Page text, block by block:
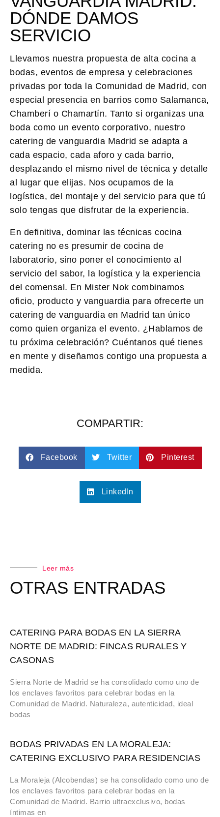
DÓNDE DAMOS
SERVICIO
Llevamos nuestra propuesta de alta cocina a
bodas, eventos de empresa y celebraciones
privadas por toda la Comunidad de Madrid, con
especial presencia en barrios como Salamanca,
Chamberí o Chamartín. Tanto si organizas una
boda como un evento corporativo, nuestro
catering de vanguardia Madrid se adapta a
cada espacio, cada aforo y cada barrio,
desplazando el mismo nivel de técnica y detalle
al lugar que elijas. Nos ocupamos de la
logística, del montaje y del servicio para que tú
solo tengas que disfrutar de la experiencia.
En definitiva, dominar las técnicas cocina
catering no es presumir de cocina de
laboratorio, sino poner el conocimiento al
servicio del sabor, la logística y la experiencia
del comensal. En Mister Nok combinamos
oficio, producto y vanguardia para ofrecerte un
catering de vanguardia en Madrid tan único
como quien organiza el evento. ¿Hablamos de
tu próxima celebración? Cuéntanos qué tienes
en mente y diseñamos contigo una propuesta a
medida.
COMPARTIR:
Facebook Twitter Pinterest
LinkedIn
Leer más
OTRAS ENTRADAS
CATERING PARA BODAS EN LA SIERRA
NORTE DE MADRID: FINCAS RURALES Y
CASONAS
Sierra Norte de Madrid se ha consolidado como uno de
los enclaves favoritos para celebrar bodas en la
Comunidad de Madrid. Naturaleza, autenticidad, ideal
bodas
BODAS PRIVADAS EN LA MORALEJA:
CATERING EXCLUSIVO PARA RESIDENCIAS
La Moraleja (Alcobendas) se ha consolidado como uno de
los enclaves favoritos para celebrar bodas en la
Comunidad de Madrid. Barrio ultraexclusivo, bodas
íntimas en